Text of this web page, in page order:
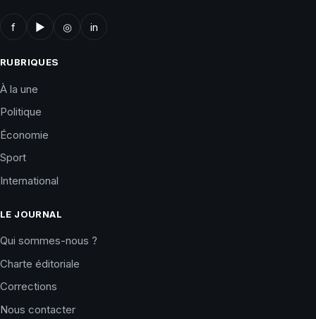
f ▶ ◎ in
RUBRIQUES
À la une
Politique
Économie
Sport
International
LE JOURNAL
Qui sommes-nous ?
Charte éditoriale
Corrections
Nous contacter